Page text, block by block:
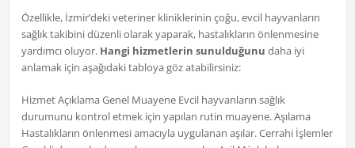
Özellikle, İzmir’deki veteriner kliniklerinin çoğu, evcil hayvanların
sağlık takibini düzenli olarak yaparak, hastalıkların önlenmesine
yardımcı oluyor. Hangi hizmetlerin sunulduğunu daha iyi
anlamak için aşağıdaki tabloya göz atabilirsiniz:
Hizmet Açıklama Genel Muayene Evcil hayvanların sağlık
durumunu kontrol etmek için yapılan rutin muayene. Aşılama
Hastalıkların önlenmesi amacıyla uygulanan aşılar. Cerrahi İşlemler